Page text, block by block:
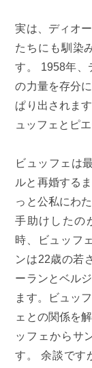
実は、ディオ
たちにも馴染
す。 1958年、
の力量を存分
ぱり出されま
ュッフェとピ
ビュッフェは
ルと再婚する
っと公私にわ
手助けしたの
時、ビュッフ
ンは22歳の若
ーランとベル
ます。ビュッ
ェとの関係を
ッフェからサ
す。 余談です